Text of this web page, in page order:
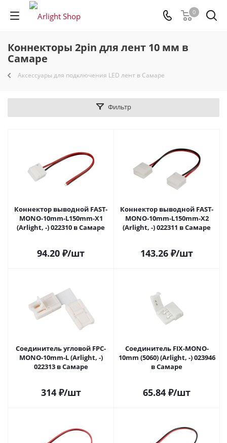
0
Коннекторы 2pin для лент 10 мм в
Самаре
Аксессуары для подключения LED лент в Самаре
Фильтр
Коннектор выводной FAST-
MONO-10mm-L150mm-X1
(Arlight, -) 022310 в Самаре
94.20 ₽/шт
Коннектор выводной FAST-
MONO-10mm-L150mm-X2
(Arlight, -) 022311 в Самаре
143.26 ₽/шт
Соединитель угловой FPC-
MONO-10mm-L (Arlight, -)
022313 в Самаре
314₽/шт
Соединитель FIX-MONO-
10mm (5060) (Arlight, -) 023946
в Самаре
65.84 ₽/шт